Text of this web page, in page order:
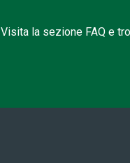
Visita la sezione FAQ e